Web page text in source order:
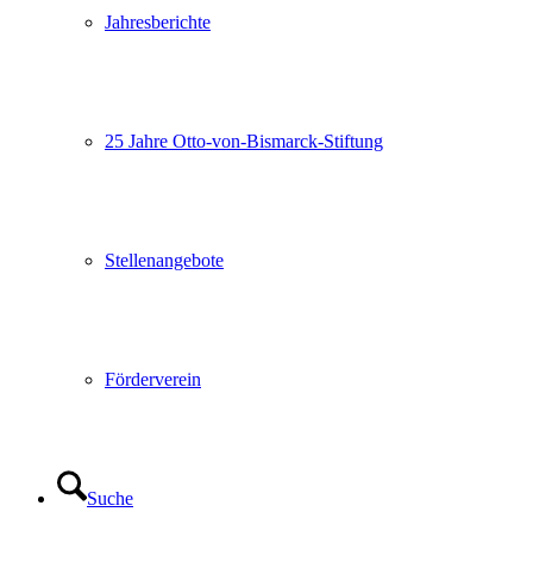
Jahresberichte
25 Jahre Otto-von-Bismarck-Stiftung
Stellenangebote
Förderverein
Suche